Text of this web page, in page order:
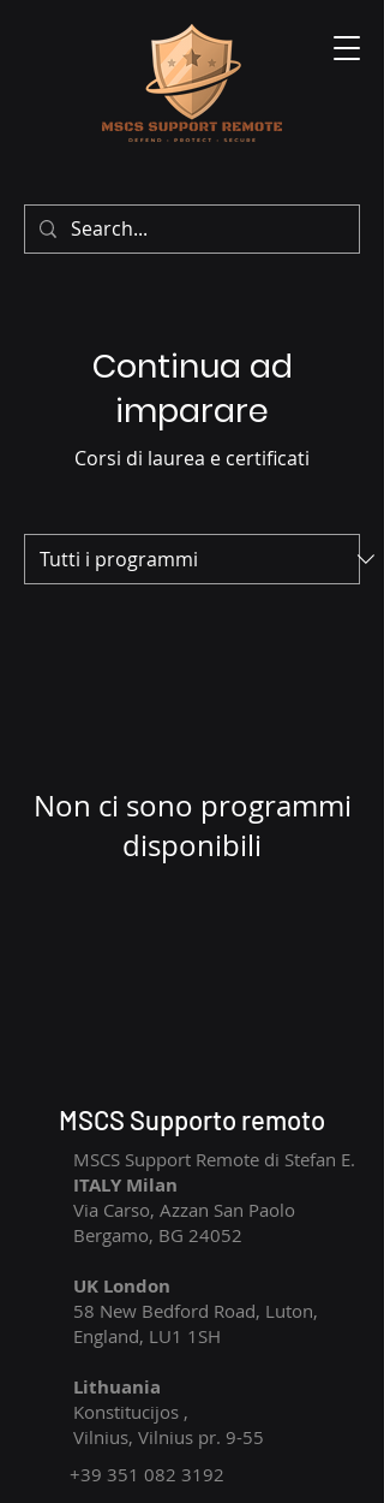
Continua ad
imparare
Corsi di laurea e certificati
Non ci sono programmi
disponibili
MSCS Supporto remoto
MSCS Support Remote di Stefan E.
ITALY Milan
Via Carso, Azzan San Paolo
Bergamo, BG 24052
UK London
58 New Bedford Road, Luton,
England, LU1 1SH
Lithuania
​Konstitucijos ,
Vilnius, Vilnius pr. 9-55
​+39 351 082 3192